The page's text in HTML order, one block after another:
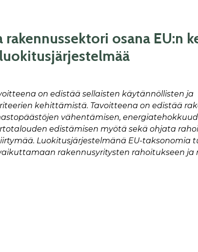
osana EU:n
on edistää sellaisten käytännöllisten ja
kehittämistä. Tavoitteena on edistää
vähentämisen,
edistämisen myötä sekä ohjata
Luokitusjärjestelmänä EU-taksonomia
rakennusyritysten rahoitukseen ja